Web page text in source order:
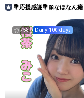
💐応援感謝💐🎀なほなん癒
758 Daily 100 days